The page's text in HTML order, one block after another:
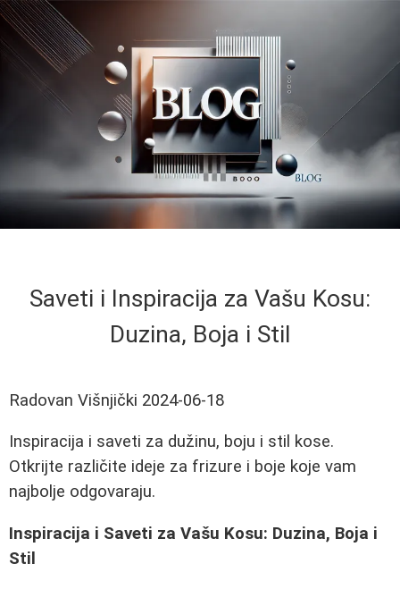
Saveti i Inspiracija za Vašu Kosu:
Duzina, Boja i Stil
Radovan Višnjički 2024-06-18
Inspiracija i saveti za dužinu, boju i stil kose.
Otkrijte različite ideje za frizure i boje koje vam
najbolje odgovaraju.
Inspiracija i Saveti za Vašu Kosu: Duzina, Boja i
Stil